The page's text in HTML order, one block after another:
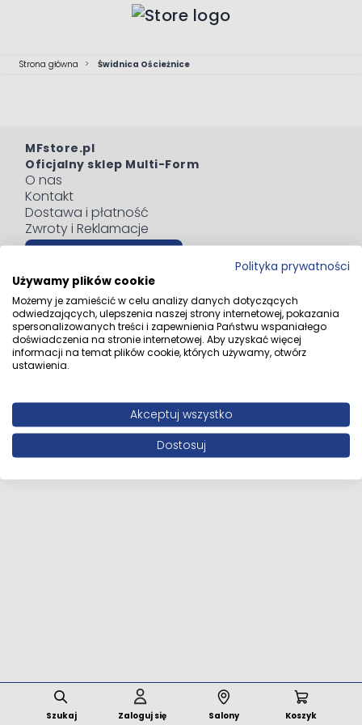
Szukaj Zaloguj się Salony Koszyk
Strona główna > Świdnica Ościeżnice
MFstore.pl
Oficjalny sklep Multi-Form
O nas
Kontakt
Dostawa i płatność
Zwroty i Reklamacje
Blog
Regulaminy
Polityka prywatności
Informacja o zużytym sprzęcie elektrycznym i
elektronicznym
Wszystkie prawa zastrzeżone © 2026 MFstore.pl /
Powered byNetwork Interactive
Polityka prywatności
Używamy plików cookie
Możemy je zamieścić w celu analizy danych dotyczących
odwiedzających, ulepszenia naszej strony internetowej, pokazania
spersonalizowanych treści i zapewnienia Państwu wspaniałego
doświadczenia na stronie internetowej. Aby uzyskać więcej
informacji na temat plików cookie, których używamy, otwórz
ustawienia.
Akceptuj wszystko
Dostosuj